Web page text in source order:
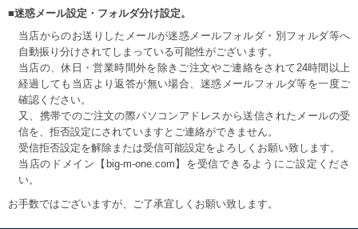
■迷惑メール設定・フォルダ分け設定。
当店からのお送りしたメールが迷惑メールフォルダ・別フォルダ等へ
自動振り分けされてしまっている可能性がございます。
当店の、休日・営業時間外を除きご注文やご連絡をされて24時間以上
経過しても当店より返答が無い場合、迷惑メールフォルダ等を一度ご
確認ください。
又、携帯でのご注文の際パソコンアドレスから送信されたメールの受
信を、拒否設定にされていますとご連絡ができません。
受信拒否設定を解除または受信可能設定をよろしくお願い致します。
当店のドメイン【big-m-one.com】を受信できるようにご設定くださ
い。
お手数ではございますが、ご了承宜しくお願い致します。